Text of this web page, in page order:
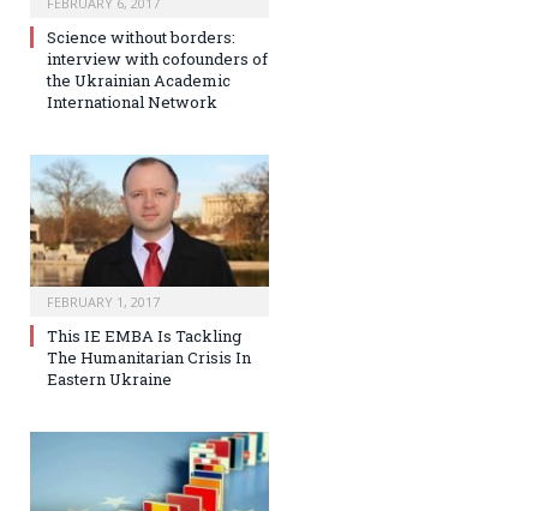
Science without borders:
interview with cofounders of
the Ukrainian Academic
International Network
FEBRUARY 1, 2017
This IE EMBA Is Tackling
The Humanitarian Crisis In
Eastern Ukraine